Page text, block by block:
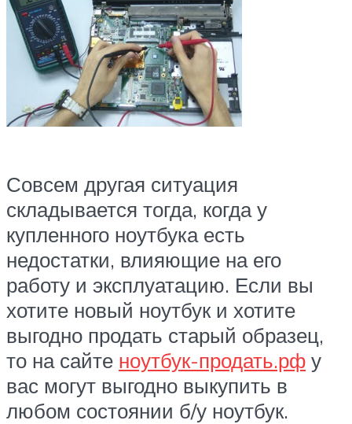
Совсем другая ситуация
складывается тогда, когда у
купленного ноутбука есть
недостатки, влияющие на его
работу и эксплуатацию. Если вы
хотите новый ноутбук и хотите
выгодно продать старый образец,
то на сайте ноутбук-продать.рф у
вас могут выгодно выкупить в
любом состоянии б/у ноутбук.